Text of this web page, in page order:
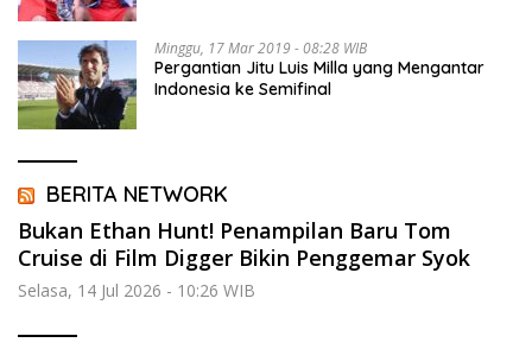
Minggu, 17 Mar 2019 - 08:28 WIB
Pergantian Jitu Luis Milla yang Mengantar
Indonesia ke Semifinal
BERITA NETWORK
Bukan Ethan Hunt! Penampilan Baru Tom
Cruise di Film Digger Bikin Penggemar Syok
Selasa, 14 Jul 2026 - 10:26 WIB